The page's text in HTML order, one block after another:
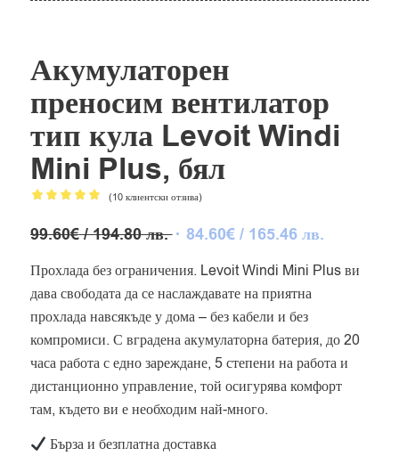
Акумулаторен
преносим вентилатор
тип кула Levoit Windi
Mini Plus, бял
5.00от 5,
10
потребителски
оценки
(10клиентски отзива)
99.60€/ 194.80 лв.Original
was:
99.60€
/
194.80 лв..
84.60€/ 165.46 лв.Текущата
е:
165.46
Прохлада без ограничения. Levoit Windi Mini Plus ви
дава свободата да се наслаждавате на приятна
прохлада навсякъде у дома – без кабели и без
компромиси. С вградена акумулаторна батерия, до 20
часа работа с едно зареждане, 5 степени на работа и
дистанционно управление, той осигурява комфорт
там, където ви е необходим най-много.
Бърза и безплатна доставка